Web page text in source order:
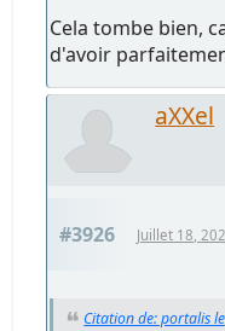
Cela tombe bien,
d'avoir
aXXel
#3926 Juillet 18,
Citation de: portalis